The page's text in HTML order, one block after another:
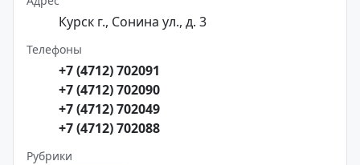
Курск г., Сонина ул., д. 3
Телефоны
+7 (4712) 702091
+7 (4712) 702090
+7 (4712) 702049
+7 (4712) 702088
Рубрики